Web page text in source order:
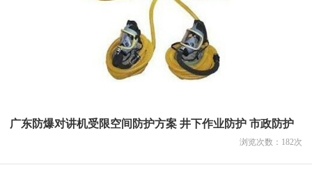
广东防爆对讲机受限空间防护方案 井下作业防护 市政防护
浏览次数： 182次